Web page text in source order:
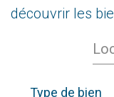
découvrir les